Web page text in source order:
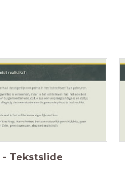
- Tekstslide